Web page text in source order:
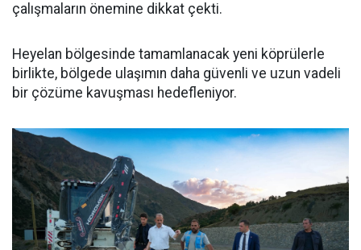
çalışmaların önemine dikkat çekti.
Heyelan bölgesinde tamamlanacak yeni köprülerle
birlikte, bölgede ulaşımın daha güvenli ve uzun vadeli
bir çözüme kavuşması hedefleniyor.